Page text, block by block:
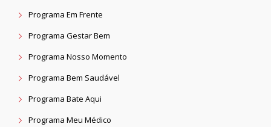
Programa Em Frente
Programa Gestar Bem
Programa Nosso Momento
Programa Bem Saudável
Programa Bate Aqui
Programa Meu Médico